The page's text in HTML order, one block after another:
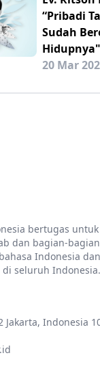
“Pribadi
Sudah
Hidupnya"
20 Mar
bertugas untuk
dan bagian-
Indonesia
seluruh Indonesia.
Jakarta, Indonesia